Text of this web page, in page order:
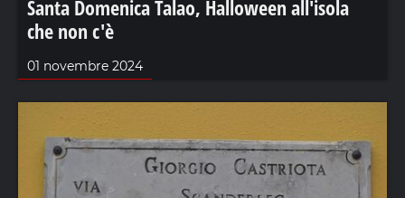
Santa Domenica Talao, Halloween all'isola
che non c'è
01 novembre 2024